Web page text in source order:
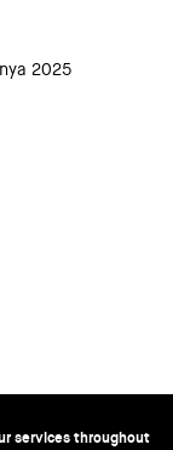
2025
services throughout